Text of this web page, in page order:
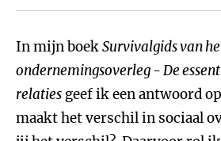
In mijn boekSurvivalgids van
ondernemingsoverleg - De
relaties geef ik een antwoord
maakt het verschil in sociaal